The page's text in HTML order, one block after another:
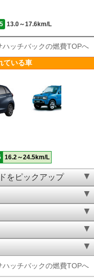
13.0～17.6km/L
ッチバックの燃費TOPへ
ている車
16.2～24.5km/L
をピックアップ
ッチバックの燃費TOPへ